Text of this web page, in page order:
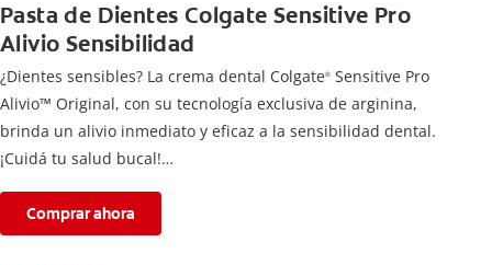
Pasta de Dientes Colgate Sensitive Pro
Alivio Sensibilidad
¿Dientes sensibles? La crema dental Colgate® Sensitive Pro
Alivio™ Original, con su tecnología exclusiva de arginina,
brinda un alivio inmediato y eficaz a la sensibilidad dental.
¡Cuidá tu salud bucal!
la crema de dientes Colgate
para un alivio instantáneo* y duradero causado por la
Comprar ahora